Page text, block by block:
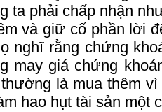
ta phải chấp nhận
và giữ cổ phần lời
nghĩ rằng chứng
may giá chứng
là mua thêm
hao hụt tài sản một